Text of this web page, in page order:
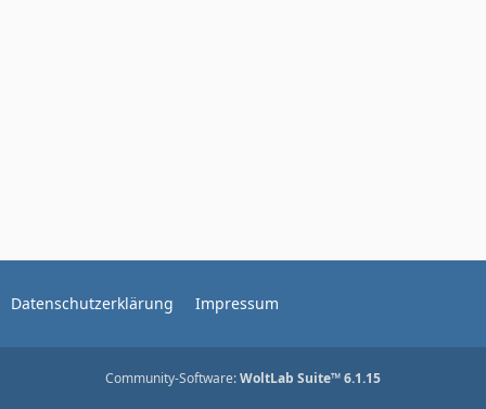
Datenschutzerklärung Impressum
Community-Software:WoltLab Suite™ 6.1.15